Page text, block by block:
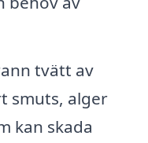
tvätt av
smuts, alger
kan skada